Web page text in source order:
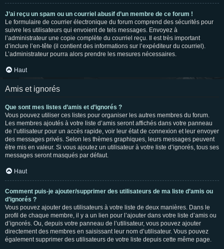
J’ai reçu un spam ou un courriel abusif d’un membre de ce forum !
Le formulaire de courrier électronique du forum comprend des sécurités pour
suivre les utilisateurs qui envoient de tels messages. Envoyez à
l’administrateur une copie complète du courriel reçu. Il est très important
d’inclure l’en-tête (il contient des informations sur l’expéditeur du courriel).
L’administrateur pourra alors prendre les mesures nécessaires.
Haut
Amis et ignorés
Que sont mes listes d’amis et d’ignorés ?
Vous pouvez utiliser ces listes pour organiser les autres membres du forum.
Les membres ajoutés à votre liste d’amis seront affichés dans votre panneau
de l’utilisateur pour un accès rapide, voir leur état de connexion et leur envoyer
des messages privés. Selon les thèmes graphiques, leurs messages peuvent
être mis en valeur. Si vous ajoutez un utilisateur à votre liste d’ignorés, tous ses
messages seront masqués par défaut.
Haut
Comment puis-je ajouter/supprimer des utilisateurs de ma liste d’amis ou
d’ignorés ?
Vous pouvez ajouter des utilisateurs à votre liste de deux manières. Dans le
profil de chaque membre, il y a un lien pour l’ajouter dans votre liste d’amis ou
d’ignorés. Ou, depuis votre panneau de l’utilisateur, vous pouvez ajouter
directement des membres en saisissant leur nom d’utilisateur. Vous pouvez
également supprimer des utilisateurs de votre liste depuis cette même page.